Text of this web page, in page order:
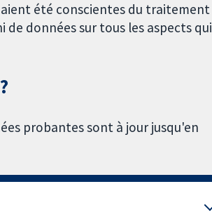
été conscientes du traitement
données sur tous les aspects qui
probantes sont à jour jusqu'en